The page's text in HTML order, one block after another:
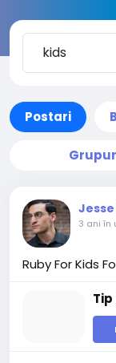
Postari
3 ani în
Ruby For Kids